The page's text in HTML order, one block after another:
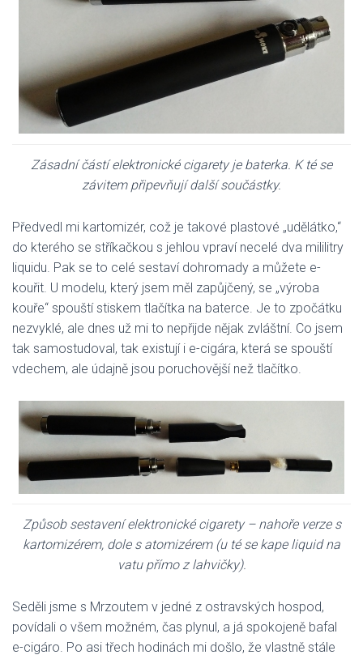
Zásadní částí elektronické cigarety je baterka. K té se
závitem připevňují další součástky.
Předvedl mi kartomizér, což je takové plastové „udělátko,“
do kterého se stříkačkou s jehlou vpraví necelé dva mililitry
liquidu. Pak se to celé sestaví dohromady a můžete e-
kouřit. U modelu, který jsem měl zapůjčený, se „výroba
kouře“ spouští stiskem tlačítka na baterce. Je to zpočátku
nezvyklé, ale dnes už mi to nepřijde nějak zvláštní. Co jsem
tak samostudoval, tak existují i e-cigára, která se spouští
vdechem, ale údajně jsou poruchovější než tlačítko.
Způsob sestavení elektronické cigarety – nahoře verze s
kartomizérem, dole s atomizérem (u té se kape liquid na
vatu přímo z lahvičky).
Seděli jsme s Mrzoutem v jedné z ostravských hospod,
povídali o všem možném, čas plynul, a já spokojeně bafal
e-cigáro. Po asi třech hodinách mi došlo, že vlastně stále